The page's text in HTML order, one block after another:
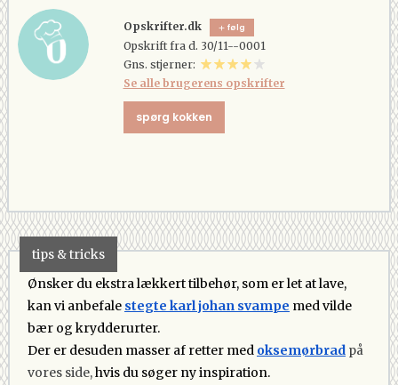
Opskrifter.dk følg
Opskrift fra d. 30/11--0001
Gns. stjerner:
Se alle brugerens opskrifter
spørg kokken
tips & tricks
Ønsker du ekstra lækkert tilbehør, som er let at lave,
kan vi anbefale stegte karl johan svampe med vilde
bær og krydderurter.
Der er desuden masser af retter med oksemørbrad på
vores side,hvis du søger ny inspiration.